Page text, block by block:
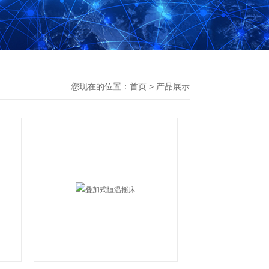
您现在的位置： 首页 > 产品展示